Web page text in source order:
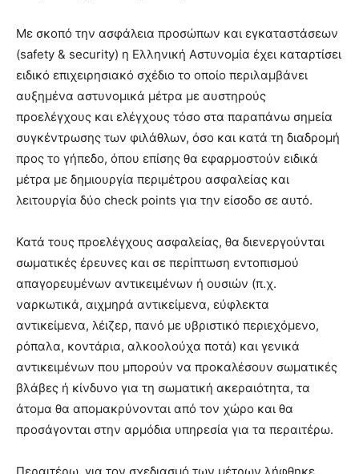
Με σκοπό την ασφάλεια προσώπων και εγκαταστάσεων
(safety & security) η Ελληνική Αστυνομία έχει καταρτίσει
ειδικό επιχειρησιακό σχέδιο το οποίο περιλαμβάνει
αυξημένα αστυνομικά μέτρα με αυστηρούς
προελέγχους και ελέγχους τόσο στα παραπάνω σημεία
συγκέντρωσης των φιλάθλων, όσο και κατά τη διαδρομή
προς το γήπεδο, όπου επίσης θα εφαρμοστούν ειδικά
μέτρα με δημιουργία περιμέτρου ασφαλείας και
λειτουργία δύο check points για την είσοδο σε αυτό.
Κατά τους προελέγχους ασφαλείας, θα διενεργούνται
σωματικές έρευνες και σε περίπτωση εντοπισμού
απαγορευμένων αντικειμένων ή ουσιών (π.χ.
ναρκωτικά, αιχμηρά αντικείμενα, εύφλεκτα
αντικείμενα, λέιζερ, πανό με υβριστικό περιεχόμενο,
ρόπαλα, κοντάρια, αλκοολούχα ποτά) και γενικά
αντικειμένων που μπορούν να προκαλέσουν σωματικές
βλάβες ή κίνδυνο για τη σωματική ακεραιότητα, τα
άτομα θα απομακρύνονται από τον χώρο και θα
προσάγονται στην αρμόδια υπηρεσία για τα περαιτέρω.